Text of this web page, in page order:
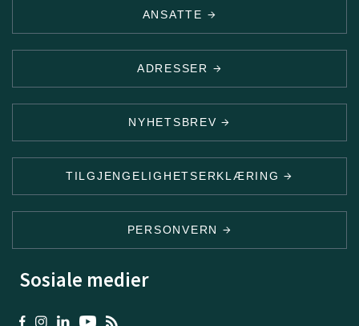
ANSATTE
ADRESSER
NYHETSBREV
TILGJENGELIGHETSERKLÆRING
PERSONVERN
Sosiale medier